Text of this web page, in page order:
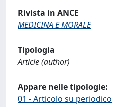
Rivista in ANCE
MEDICINA E MORALE
Tipologia
Article (author)
Appare nelle tipologie:
01 - Articolo su periodico